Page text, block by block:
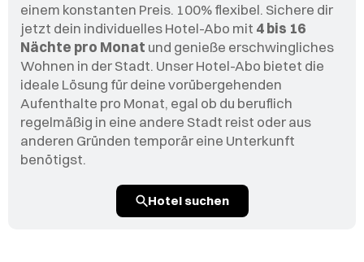
einem konstanten Preis. 100% flexibel. Sichere dir
jetzt dein individuelles Hotel-Abo mit 4 bis 16
Nächte pro Monat und genieße erschwingliches
Wohnen in der Stadt. Unser Hotel-Abo bietet die
ideale Lösung für deine vorübergehenden
Aufenthalte pro Monat, egal ob du beruflich
regelmäßig in eine andere Stadt reist oder aus
anderen Gründen temporär eine Unterkunft
benötigst.
Hotel suchen